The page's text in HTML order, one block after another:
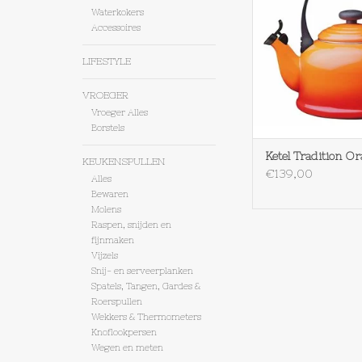
Waterkokers
Accessoires
LIFESTYLE
VROEGER
Vroeger Alles
Borstels
KEUKENSPULLEN
Alles
Bewaren
Molens
Raspen, snijden en
fijnmaken
Vijzels
Snij- en serveerplanken
Spatels, Tangen, Gardes &
Roerspullen
Wekkers & Thermometers
Knoflookpersen
Wegen en meten
Ketel Tradition
€139,00